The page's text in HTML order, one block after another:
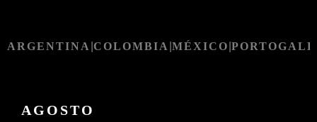
ARGENTINA COLOMBIA MÉXICO
AGOSTO